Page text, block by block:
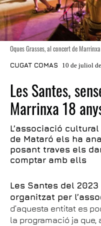
Oques Grasses, al concert de
CUGAT COMAS 10 de juliol
Les Santes,
Marrinxa 18
L’associació
de Mataró els ha
posant traves els
comptar amb ells
Les Santes del
organitzat per
d’aquesta entitat es
la programació ja que,